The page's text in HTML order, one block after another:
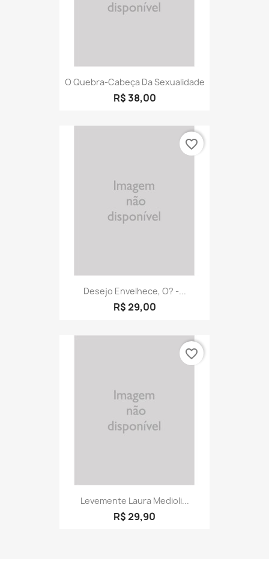
O Quebra-Cabeça Da Sexualidade
R$ 38,00
Desejo Envelhece, O? -...
R$ 29,00
favorite_border
Levemente Laura Medioli...
R$ 29,90
favorite_border